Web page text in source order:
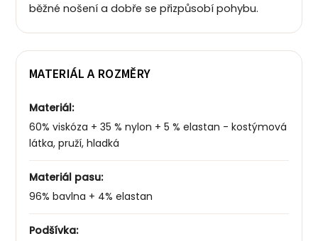
běžné nošení a dobře se přizpůsobí pohybu.
MATERIÁL A ROZMĚRY
Materiál:
60% viskóza + 35 % nylon + 5 % elastan - kostýmová
látka, pruží, hladká
Materiál pasu:
96% bavlna + 4% elastan
Podšívka: